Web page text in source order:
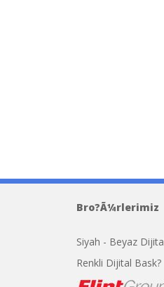
Replica Handbags
Bro?Ã¼rlerimiz
Siyah - Beyaz
Renkli Dijital
Bolso AlaÃ¯a